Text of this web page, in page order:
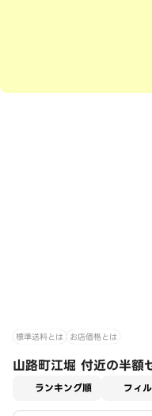
標準送料とは お店価格とは
山路町江堀 付近の半額
ランキング順 フィ